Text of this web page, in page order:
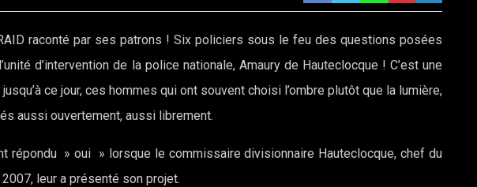
raconté par ses patrons ! Six policiers sous le feu des questions posées
d’intervention de la police nationale, Amaury de Hauteclocque ! C’est une
ce jour, ces hommes qui ont souvent choisi l’ombre plutôt que la lumière,
aussi ouvertement, aussi librement.
répondu » oui » lorsque le commissaire divisionnaire Hauteclocque, chef du
leur a présenté son projet.